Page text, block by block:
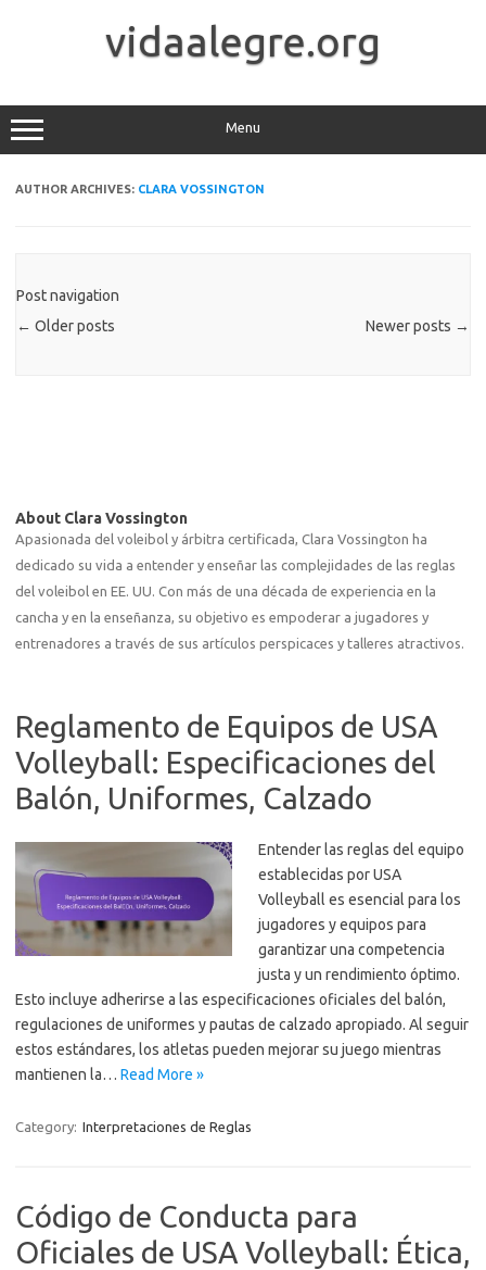
vidaalegre.org
Menu
AUTHOR ARCHIVES: CLARA VOSSINGTON
Post navigation
← Older posts Newer posts →
About Clara Vossington
Apasionada del voleibol y árbitra certificada, Clara Vossington ha
dedicado su vida a entender y enseñar las complejidades de las reglas
del voleibol en EE. UU. Con más de una década de experiencia en la
cancha y en la enseñanza, su objetivo es empoderar a jugadores y
entrenadores a través de sus artículos perspicaces y talleres atractivos.
Reglamento de Equipos de USA
Volleyball: Especificaciones del
Balón, Uniformes, Calzado
Entender las reglas del equipo
establecidas por USA
Volleyball es esencial para los
jugadores y equipos para
garantizar una competencia
justa y un rendimiento óptimo.
Esto incluye adherirse a las especificaciones oficiales del balón,
regulaciones de uniformes y pautas de calzado apropiado. Al seguir
estos estándares, los atletas pueden mejorar su juego mientras
mantienen la… Read More »
Category: Interpretaciones de Reglas
Código de Conducta para
Oficiales de USA Volleyball: Ética,